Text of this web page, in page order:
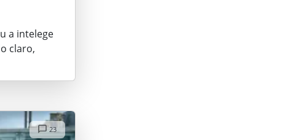
a intelege
claro,
23